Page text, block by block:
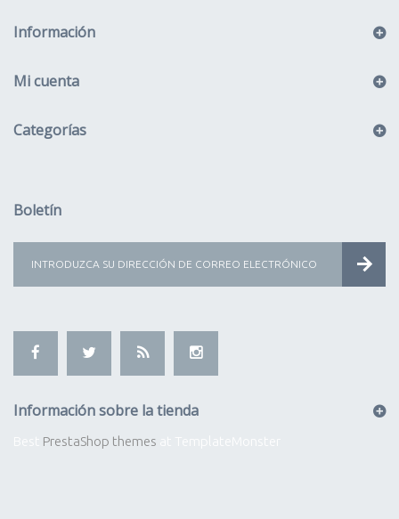
Información
Mi cuenta
Categorías
Boletín
Información sobre la tienda
PrestaShop themes